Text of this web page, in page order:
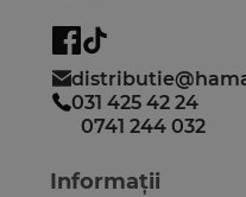
031 425 42 24
0741 244 032
Informații